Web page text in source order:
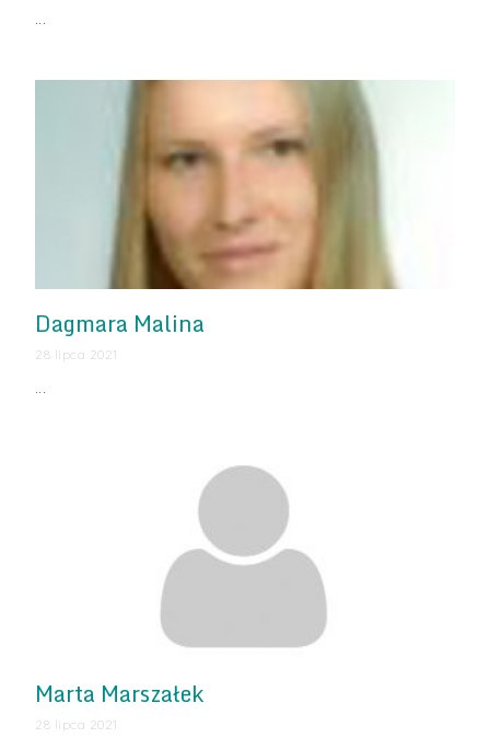
Dagmara Malina
28 lipca 2021
…
Marta Marszałek
28 lipca 2021